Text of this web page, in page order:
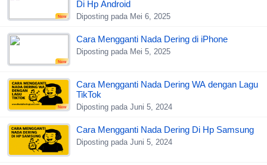
New
Di Hp Android
Diposting pada Mei 6, 2025
New
Cara Mengganti Nada Dering di iPhone
Diposting pada Mei 5, 2025
New
Cara Mengganti Nada Dering WA dengan Lagu
TikTok
Diposting pada Juni 5, 2024
Cara Mengganti Nada Dering Di Hp Samsung
Diposting pada Juni 5, 2024